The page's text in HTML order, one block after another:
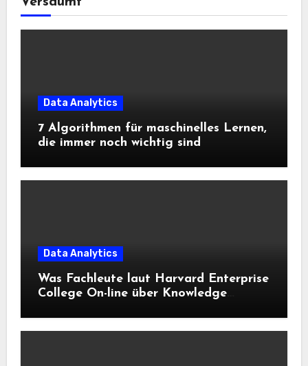
Data Analytics
7 Algorithmen für maschinelles Lernen,
die immer noch wichtig sind
Data Analytics
Was Fachleute laut Harvard Enterprise
College On-line über Knowledge